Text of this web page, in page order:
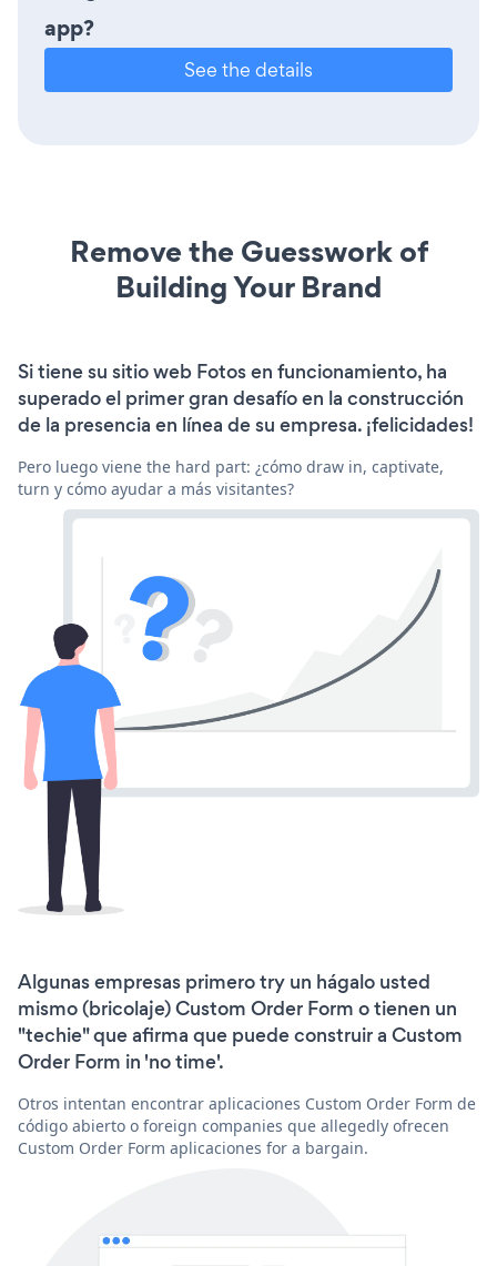
app?
See the details
Remove the Guesswork of
Building Your Brand
Si tiene su sitio web Fotos en funcionamiento, ha
superado el primer gran desafío en la construcción
de la presencia en línea de su empresa. ¡felicidades!
Pero luego viene the hard part: ¿cómo draw in, captivate,
turn y cómo ayudar a más visitantes?
Algunas empresas primero try un hágalo usted
mismo (bricolaje) Custom Order Form o tienen un
"techie" que afirma que puede construir a Custom
Order Form in 'no time'.
Otros intentan encontrar aplicaciones Custom Order Form de
código abierto o foreign companies que allegedly ofrecen
Custom Order Form aplicaciones for a bargain.